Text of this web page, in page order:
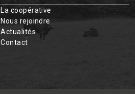
La coopérative
Nous rejoindre
Actualités
Contact